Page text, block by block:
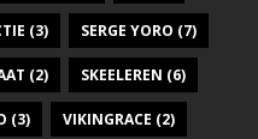
(3) SERGE YORO (7)
(2) SKEELEREN (6)
(3) VIKINGRACE (2)